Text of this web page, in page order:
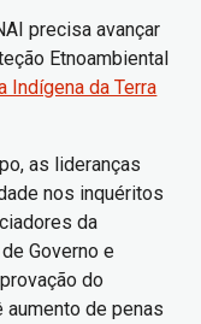
precisa avançar
Etnoambiental
Indígena da Terra
as lideranças
nos inquéritos
da
Governo e
do
de penas